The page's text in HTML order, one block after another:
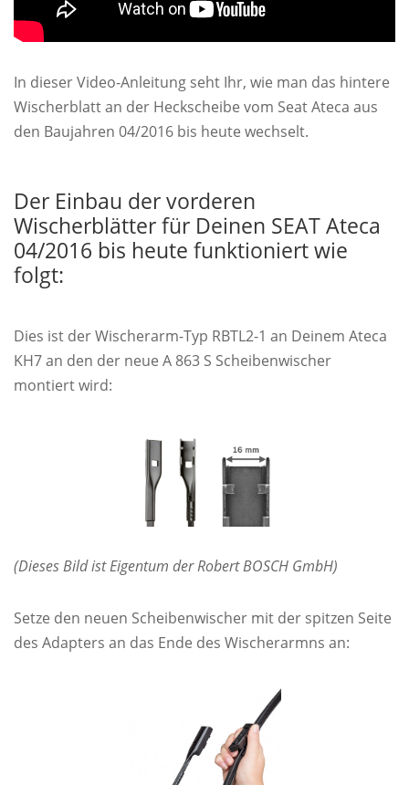
In dieser Video-Anleitung seht Ihr, wie man das hintere
Wischerblatt an der Heckscheibe vom Seat Ateca aus
den Baujahren 04/2016 bis heute wechselt.
Der Einbau der vorderen
Wischerblätter für Deinen SEAT Ateca
04/2016 bis heute funktioniert wie
folgt:
Dies ist der Wischerarm-Typ RBTL2-1 an Deinem Ateca
KH7 an den der neue A 863 S Scheibenwischer
montiert wird:
(Dieses Bild ist Eigentum der Robert BOSCH GmbH)
Setze den neuen Scheibenwischer mit der spitzen Seite
des Adapters an das Ende des Wischerarmns an: